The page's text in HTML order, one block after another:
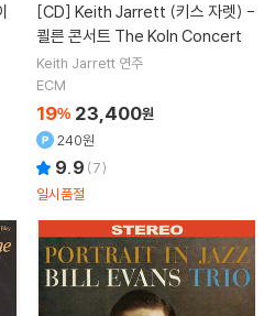
[CD]
쾰른 콘서트 The Koln Concert
Keith Jarrett 연주
ECM
19% 23,400원
240원
9.9 (7)
일시품절